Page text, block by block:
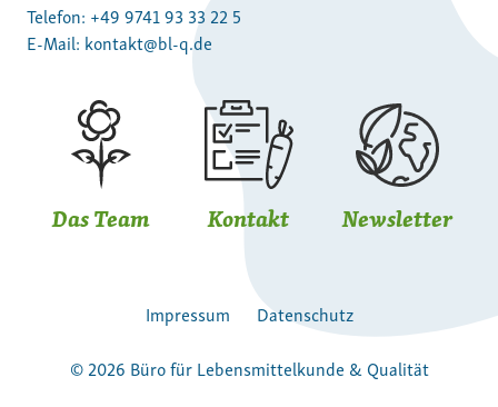
Telefon: +49 9741 93 33 22 5
E-Mail: kontakt@bl-q.de
Das Team Kontakt Newsletter
Impressum
Datenschutz
© 2026 Büro für Lebensmittelkunde & Qualität